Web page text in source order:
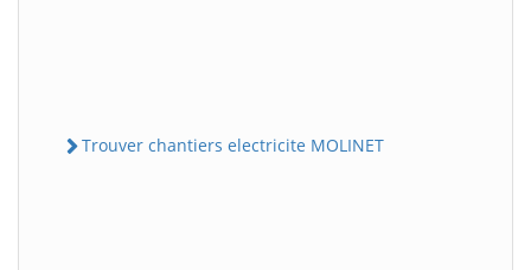
Trouver chantiers electricite MOLINET